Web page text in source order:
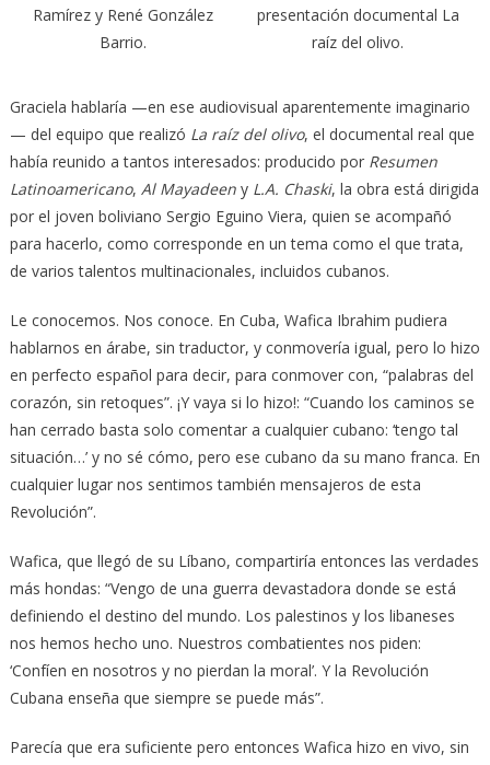
Ramírez y René González
Barrio.
presentación documental La
raíz del olivo.
Graciela hablaría —en ese audiovisual aparentemente imaginario
— del equipo que realizó La raíz del olivo, el documental real que
había reunido a tantos interesados: producido por Resumen
Latinoamericano, Al Mayadeeny L.A. Chaski, la obra está dirigida
por el joven boliviano Sergio Eguino Viera, quien se acompañó
para hacerlo, como corresponde en un tema como el que trata,
de varios talentos multinacionales, incluidos cubanos.
Le conocemos. Nos conoce. En Cuba, Wafica Ibrahim pudiera
hablarnos en árabe, sin traductor, y conmovería igual, pero lo hizo
en perfecto español para decir, para conmover con, “palabras del
corazón, sin retoques”. ¡Y vaya si lo hizo!: “Cuando los caminos se
han cerrado basta solo comentar a cualquier cubano: ‘tengo tal
situación…’ y no sé cómo, pero ese cubano da su mano franca. En
cualquier lugar nos sentimos también mensajeros de esta
Revolución”.
Wafica, que llegó de su Líbano, compartiría entonces las verdades
más hondas: “Vengo de una guerra devastadora donde se está
definiendo el destino del mundo. Los palestinos y los libaneses
nos hemos hecho uno. Nuestros combatientes nos piden:
‘Confíen en nosotros y no pierdan la moral’. Y la Revolución
Cubana enseña que siempre se puede más”.
Parecía que era suficiente pero entonces Wafica hizo en vivo, sin